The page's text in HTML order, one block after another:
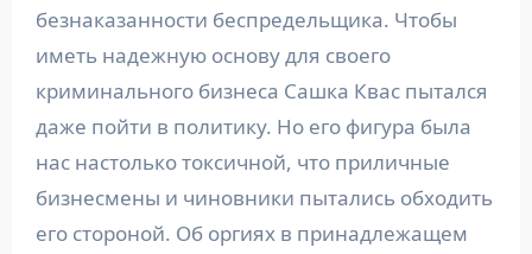
безнаказанности беспредельщика. Чтобы
иметь надежную основу для своего
криминального бизнеса Сашка Квас пытался
даже пойти в политику. Но его фигура была
нас настолько токсичной, что приличные
бизнесмены и чиновники пытались обходить
его стороной. Об оргиях в принадлежащем